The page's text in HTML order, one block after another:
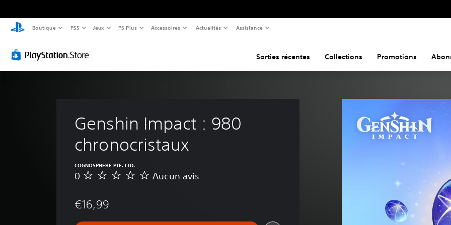
Boutique PS5 Jeux PS Plus Accessoires Actualités Assistance
Sorties récentes Collections Promotions
Genshin Impact : 980
chronocristaux
COGNOSPHERE PTE. LTD.
A
u
0 Aucun avis
€16,99